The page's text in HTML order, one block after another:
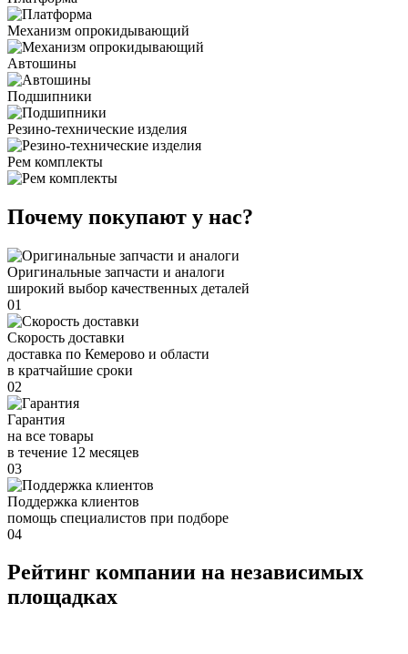
Механизм опрокидывающий
Автошины
Подшипники
Резино-технические изделия
Рем комплекты
Почему покупают у нас?
Оригинальные запчасти и аналоги
широкий выбор качественных деталей
01
Скорость доставки
доставка по Кемерово и области
в кратчайшие сроки
02
Гарантия
на все товары
в течение 12 месяцев
03
Поддержка клиентов
помощь специалистов при подборе
04
Рейтинг компании на независимых
площадках